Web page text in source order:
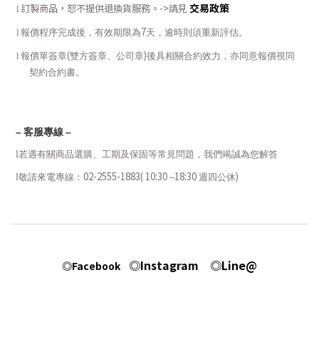
l 訂製商品，恕不提供退換貨服務。 ->請見 交易政策
l 報價程序完成後，有效期限為7天，逾時則須重新評估。
l 報價單簽章(雙方簽章、公司章)後具相關合約效力，亦同意報價視同
契約合約書。
–客服專線–
l若遇有關商品選購、工期及保固等常見問題，我們竭誠為您解答
l敬請來電專線： 02-2555-1883( 10:30 –18:30 週四公休)
◎Facebook ◎Instagram ◎Line@